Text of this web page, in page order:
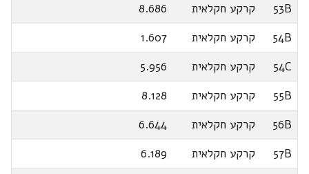
53B
קרקע חקלאית
8.686
54B
קרקע חקלאית
1.607
54C
קרקע חקלאית
5.956
55B
קרקע חקלאית
8.128
56B
קרקע חקלאית
6.644
57B
קרקע חקלאית
6.189